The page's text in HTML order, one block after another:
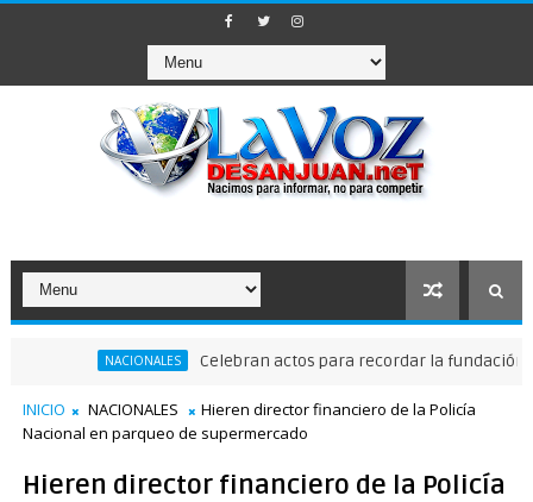
NACIONALES Celebran actos para recordar la fundación de
INICIO NACIONALES
Hieren director financiero de la Policía
Nacional en parqueo de supermercado
Hieren director financiero de la Policía